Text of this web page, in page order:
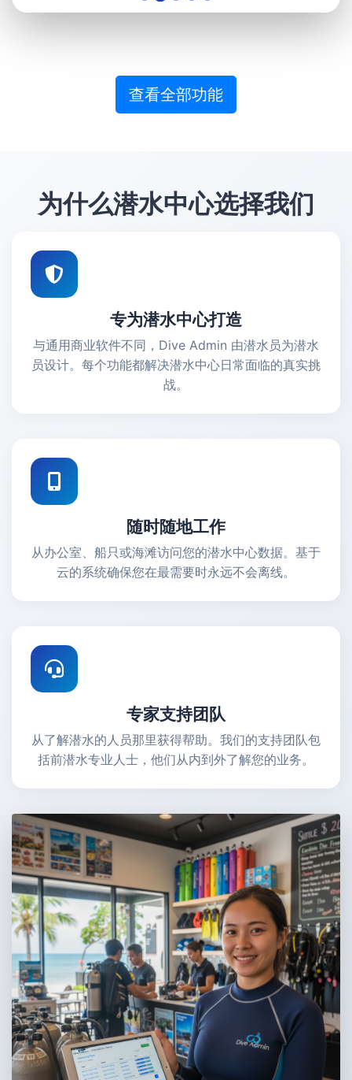
查看全部功能
为什么潜水中心选择我们
专为潜水中心打造
与通用商业软件不同，Dive Admin 由潜水员为潜水
员设计。每个功能都解决潜水中心日常面临的真实挑
战。
随时随地工作
从办公室、船只或海滩访问您的潜水中心数据。基于
云的系统确保您在最需要时永远不会离线。
专家支持团队
从了解潜水的人员那里获得帮助。我们的支持团队包
括前潜水专业人士，他们从内到外了解您的业务。